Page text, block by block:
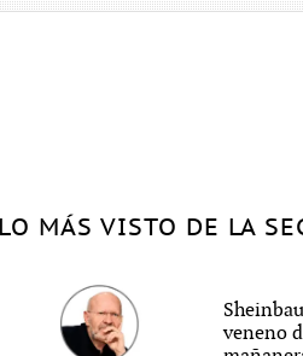
LO MÁS VISTO DE LA
veneno